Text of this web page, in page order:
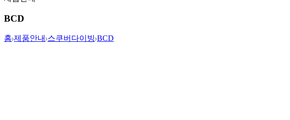
BCD
홈 제품안내 스쿠버다이빙 BCD